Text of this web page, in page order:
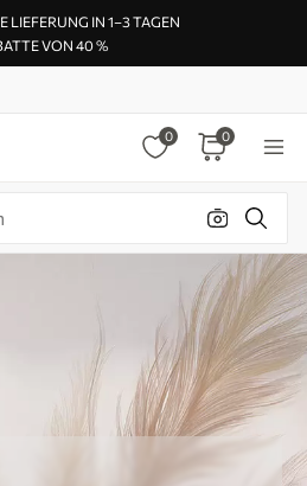
LIEFERUNG IN 1–3 TAGEN
VON 40 %
0 0